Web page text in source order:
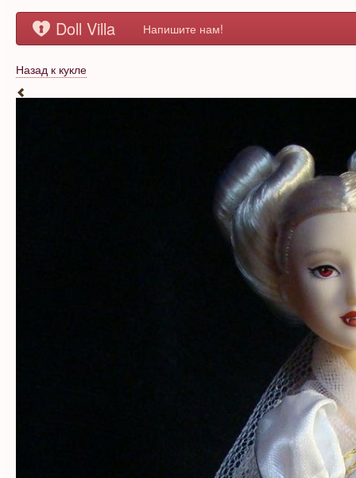
Doll Villa Напишите нам!
Назад к кукле